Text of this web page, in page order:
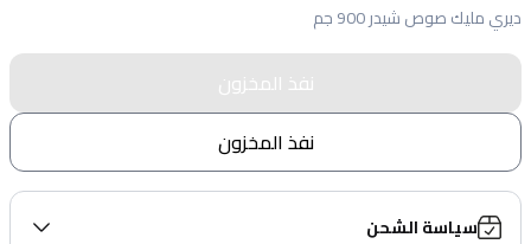
ديري مليك صوص شيدر 900 جم
نفذ المخزون
نفذ المخزون
سياسة الشحن